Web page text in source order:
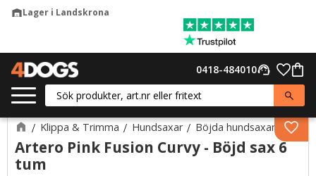
warehouseLager i Landskrona
support_agent
0418-484010
Klippa & Trimma Hundsaxar Böjda hundsaxar
Artero Pink Fusion Curvy - Böjd sax 6
tum